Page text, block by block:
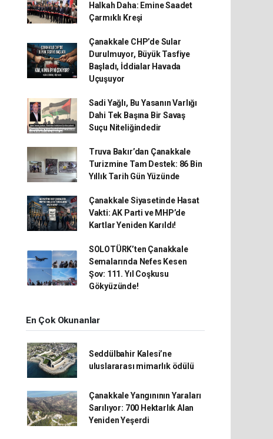
Halkah Daha: Emine Saadet
Çarmıklı Kreşi
Çanakkale CHP’de Sular
Durulmuyor, Büyük Tasfiye
Başladı, İddialar Havada
Uçuşuyor
Sadi Yağlı, Bu Yasanın Varlığı
Dahi Tek Başına Bir Savaş
Suçu Niteliğindedir
Truva Bakır’dan Çanakkale
Turizmine Tam Destek: 86 Bin
Yıllık Tarih Gün Yüzünde
Çanakkale Siyasetinde Hasat
Vakti: AK Parti ve MHP’de
Kartlar Yeniden Karıldı!
SOLOTÜRK’ten Çanakkale
Semalarında Nefes Kesen
Şov: 111. Yıl Coşkusu
Gökyüzünde!
En Çok Okunanlar
Seddülbahir Kalesi’ne
uluslararası mimarlık ödülü
Çanakkale Yangınının Yaraları
Sarılıyor: 700 Hektarlık Alan
Yeniden Yeşerdi